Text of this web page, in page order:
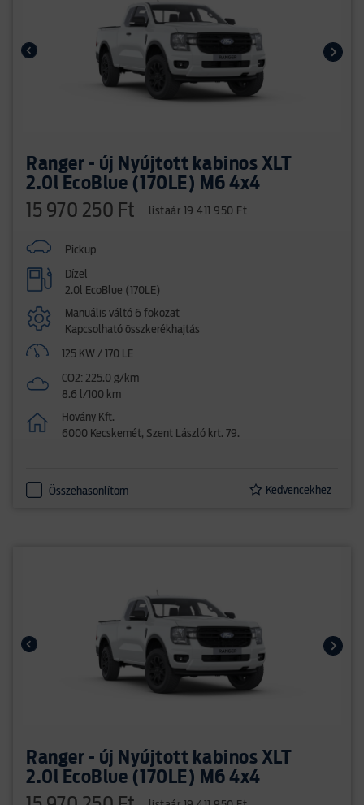
Ranger - új Nyújtott kabinos XLT
2.0l EcoBlue (170LE) M6 4x4
15 970 250 Ft listaár 19 411 950 Ft
Pickup
Dízel
2.0l EcoBlue (170LE)
Manuális váltó 6 fokozat
Kapcsolható összkerékhajtás
125 KW / 170 LE
CO2: 225.0 g/km
8.6 l/100 km
Hovány Kft.
6000 Kecskemét, Szent László krt. 79.
Összehasonlítom Kedvencekhez
Ranger - új Nyújtott kabinos XLT
2.0l EcoBlue (170LE) M6 4x4